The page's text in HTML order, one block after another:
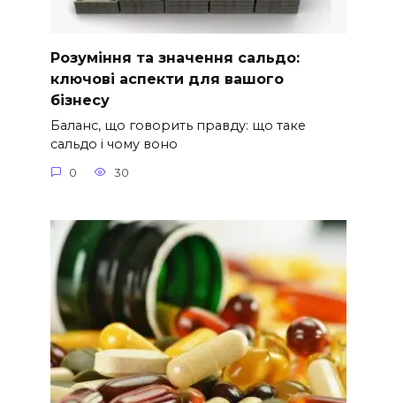
Розуміння та значення сальдо:
ключові аспекти для вашого
бізнесу
Баланс, що говорить правду: що таке
сальдо і чому воно
0 30